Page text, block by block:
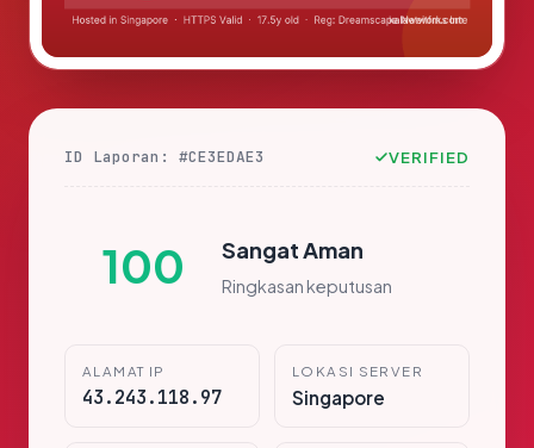
ID Laporan: #CE3EDAE3 VERIFIED
100 Sangat Aman
Ringkasan keputusan
ALAMAT IP
43.243.118.97
LOKASI SERVER
Singapore